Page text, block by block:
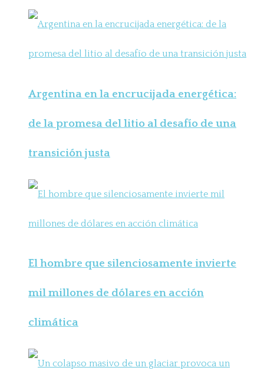
Argentina en la encrucijada energética:
de la promesa del litio al desafío de una
transición justa
El hombre que silenciosamente invierte
mil millones de dólares en acción
climática